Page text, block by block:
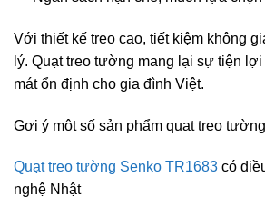
Với thiết kế treo cao, tiết kiệm không
lý. Quạt treo tường mang lại sự tiện
mát ổn định cho gia đình Việt.
Gợi ý một số sản phẩm quạt treo
Quạt treo tường Senko TR1683 có
nghệ Nhật